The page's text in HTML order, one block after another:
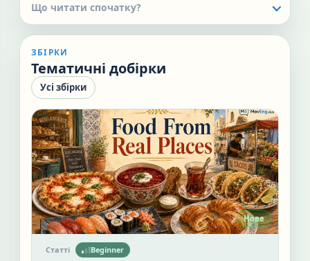
Що читати спочатку?
ЗБІРКИ
Тематичні добірки
Усі збірки
Нове
Статті Beginner